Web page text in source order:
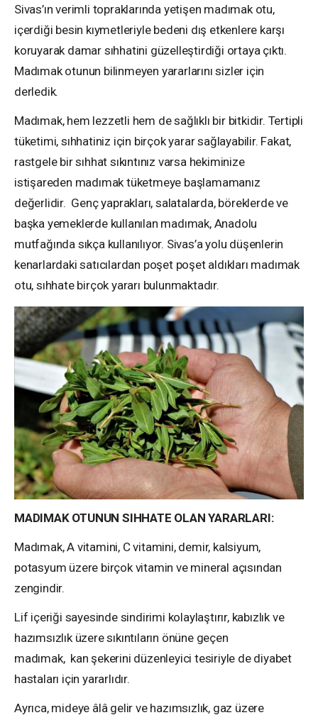
Sivas’ın verimli topraklarında yetişen madımak otu,
içerdiği besin kıymetleriyle bedeni dış etkenlere karşı
koruyarak damar sıhhatini güzelleştirdiği ortaya çıktı.
Madımak otunun bilinmeyen yararlarını sizler için
derledik.
Madımak, hem lezzetli hem de sağlıklı bir bitkidir. Tertipli
tüketimi, sıhhatiniz için birçok yarar sağlayabilir. Fakat,
rastgele bir sıhhat sıkıntınız varsa hekiminize
istişareden madımak tüketmeye başlamamanız
değerlidir. Genç yaprakları, salatalarda, böreklerde ve
başka yemeklerde kullanılan madımak, Anadolu
mutfağında sıkça kullanılıyor. Sivas’a yolu düşenlerin
kenarlardaki satıcılardan poşet poşet aldıkları madımak
otu, sıhhate birçok yararı bulunmaktadır.
MADIMAK OTUNUN SIHHATE OLAN YARARLARI:
Madımak, A vitamini, C vitamini, demir, kalsiyum,
potasyum üzere birçok vitamin ve mineral açısından
zengindir.
Lif içeriği sayesinde sindirimi kolaylaştırır, kabızlık ve
hazımsızlık üzere sıkıntıların önüne geçen
madımak, kan şekerini düzenleyici tesiriyle de diyabet
hastaları için yararlıdır.
Ayrıca, mideye âlâ gelir ve hazımsızlık, gaz üzere